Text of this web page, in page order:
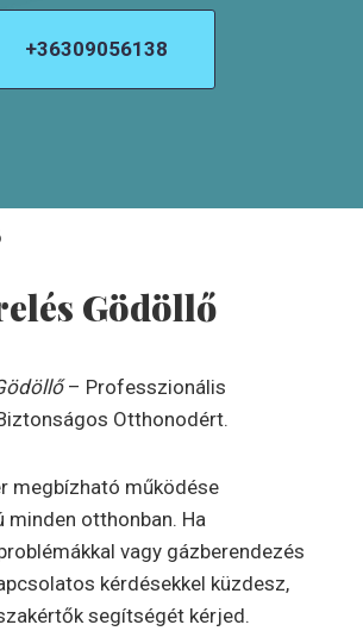
+36309056138
Gödöllő
– Professzionális
Otthonodért.
megbízható működése
otthonban. Ha
vagy gázberendezés
kérdésekkel küzdesz,
segítségét kérjed.